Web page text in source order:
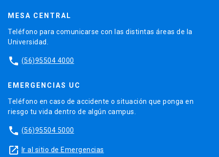
MESA CENTRAL
Teléfono para comunicarse con las distintas áreas de la
Universidad.
phone (56)95504 4000
EMERGENCIAS UC
Teléfono en caso de accidente o situación que ponga en
riesgo tu vida dentro de algún campus.
phone (56)95504 5000
launch Ir al sitio de Emergencias